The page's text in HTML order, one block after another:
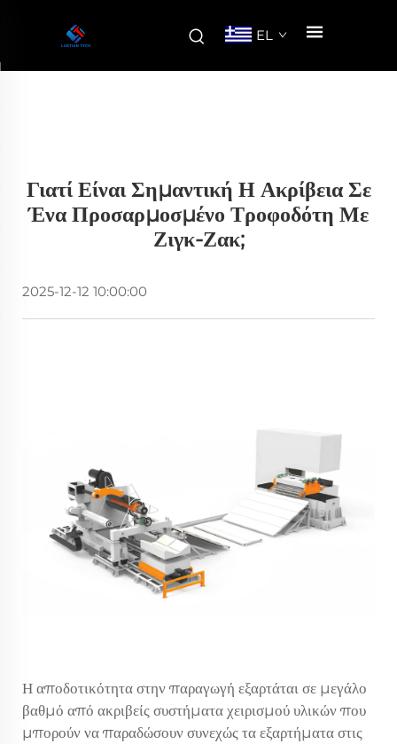
EL
Γιατί Είναι Σημαντική Η Ακρίβεια Σε
Ένα Προσαρμοσμένο Τροφοδότη Με
Ζιγκ-Ζακ;
2025-12-12 10:00:00
Η αποδοτικότητα στην παραγωγή εξαρτάται σε μεγάλο
βαθμό από ακριβείς συστήματα χειρισμού υλικών που
μπορούν να παραδώσουν συνεχώς τα εξαρτήματα στις